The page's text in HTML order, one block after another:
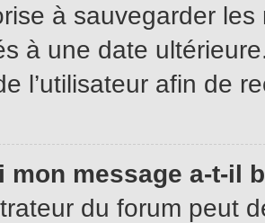
à sauvegarder
à une date
l’utilisateur afin de
mon message a-t-il
du forum peut